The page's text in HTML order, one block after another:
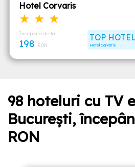
Hotel Corvaris
★ ★ ★
TOP HOTEL
Hotel Corvaris
Începând de la
198 RON
98 hoteluri cu TV
București,
RON